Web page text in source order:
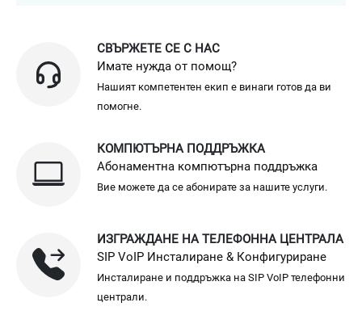
СВЪРЖЕТЕ СЕ С НАС
Имате нужда от помощ?
Нашият компетентен екип е винаги готов да ви
помогне.
КОМПЮТЪРНА ПОДДРЪЖКА
Абонаментна компютърна поддръжка
Вие можете да се абонирате за нашите услуги.
ИЗГРАЖДАНЕ НА ТЕЛЕФОННА ЦЕНТРАЛА
SIP VoIP Инсталиране & Конфигуриране
Инсталиране и поддръжка на SIP VoIP телефонни
централи.